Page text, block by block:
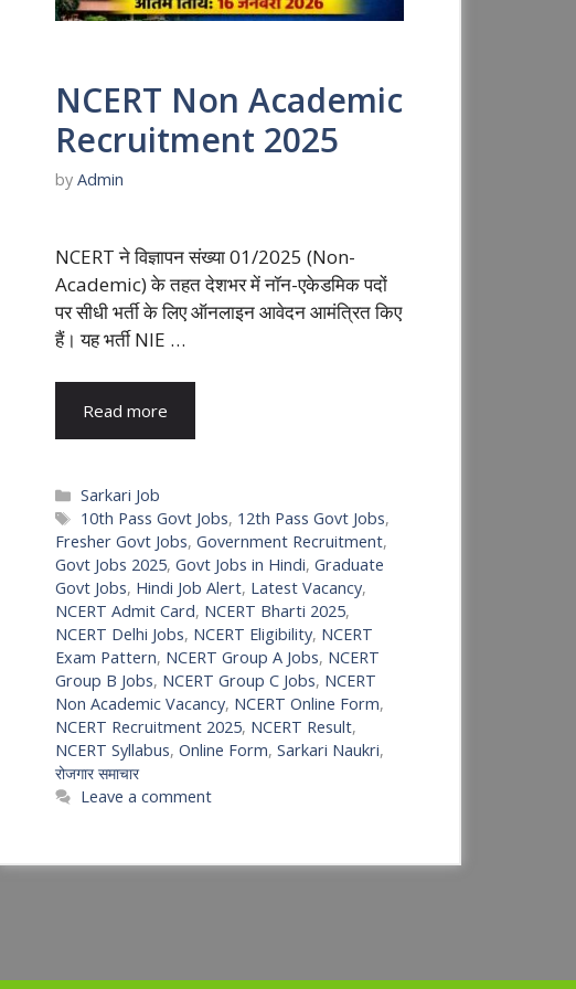
NCERT Non Academic
Recruitment 2025
by Admin
NCERT ने विज्ञापन संख्या 01/2025 (Non-
Academic) के तहत देशभर में नॉन-एकेडमिक पदों
पर सीधी भर्ती के लिए ऑनलाइन आवेदन आमंत्रित किए
हैं। यह भर्ती NIE …
Read more
Categories
Sarkari Job
Tags
10th Pass Govt Jobs, 12th Pass Govt Jobs,
Fresher Govt Jobs, Government Recruitment,
Govt Jobs 2025, Govt Jobs in Hindi, Graduate
Govt Jobs, Hindi Job Alert, Latest Vacancy,
NCERT Admit Card, NCERT Bharti 2025,
NCERT Delhi Jobs, NCERT Eligibility, NCERT
Exam Pattern, NCERT Group A Jobs, NCERT
Group B Jobs, NCERT Group C Jobs, NCERT
Non Academic Vacancy, NCERT Online Form,
NCERT Recruitment 2025, NCERT Result,
NCERT Syllabus, Online Form, Sarkari Naukri,
रोजगार समाचार
Leave a comment